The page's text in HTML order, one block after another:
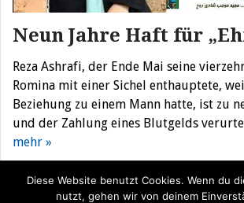
Neun Jahre Haft für
Reza Ashrafi, der Ende Mai seine
Romina mit einer Sichel enthauptete,
Beziehung zu einem Mann hatte, ist zu
und der Zahlung eines Blutgelds
mehr »
Diese Website benutzt Cookies. Wenn du
nutzt, gehen wir von deinem